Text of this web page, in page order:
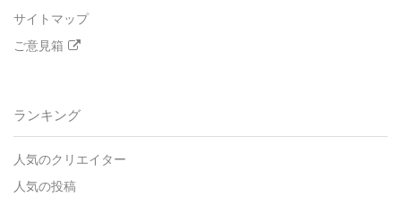
サイトマップ
ご意見箱
ランキング
人気のクリエイター
人気の投稿